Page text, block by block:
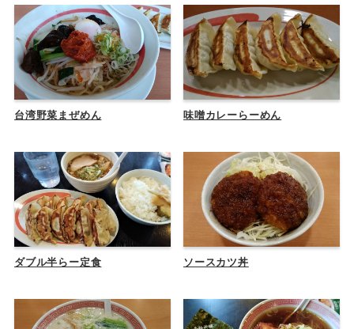
台湾野菜まぜめん 味噌カレーらーめん
ダブル半らー定食 ソースカツ丼